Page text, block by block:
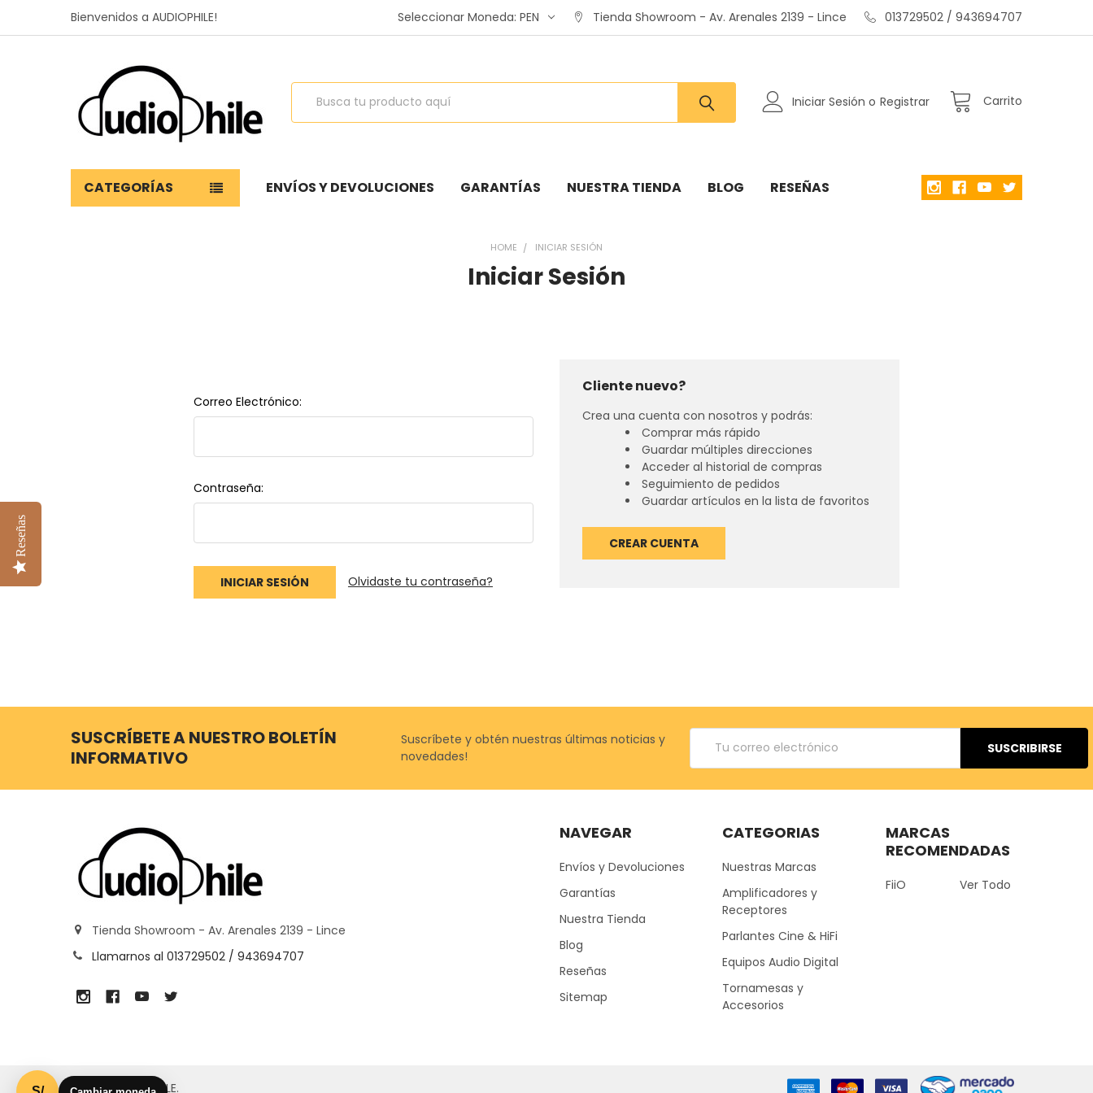
Bienvenidos a AUDIOPHILE! Seleccionar Moneda:PEN Tienda Showroom - Av. Arenales 2139 - Lince 013729502 / 943694707
Iniciar Sesión o Registrar Carrito
Buscar
CATEGORÍAS ENVÍOS Y DEVOLUCIONES GARANTÍAS NUESTRA TIENDA BLOG RESEÑAS
HOME INICIAR SESIÓN
Iniciar Sesión
Correo Electrónico:
Contraseña:
Olvidaste tu contraseña?
Cliente nuevo?
Crea una cuenta con nosotros y podrás:
Comprar más rápido
Guardar múltiples direcciones
Acceder al historial de compras
Seguimiento de pedidos
Guardar artículos en la lista de favoritos
CREAR CUENTA
SUSCRÍBETE A NUESTRO BOLETÍN
INFORMATIVO
Suscríbete y obtén nuestras últimas noticias y
novedades!
Correo
electrónico
Tienda Showroom - Av. Arenales 2139 - Lince
Llamarnos al 013729502 / 943694707
NAVEGAR
Envíos y Devoluciones
Garantías
Nuestra Tienda
Blog
Reseñas
Sitemap
CATEGORIAS
Nuestras Marcas
Amplificadores y
Receptores
Parlantes Cine & HiFi
Equipos Audio Digital
Tornamesas y
Accesorios
MARCAS
RECOMENDADAS
FiiO Ver Todo
©2026AUDIOPHILE.
Reseñas